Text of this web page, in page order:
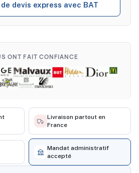
devis express avec BAT
ONT FAIT CONFIANCE
Livraison partout en
France
Mandat administratif
accepté